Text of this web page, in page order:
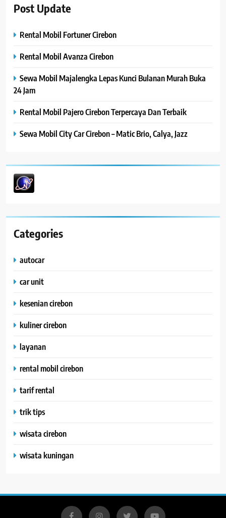
Post Update
Rental Mobil Fortuner Cirebon
Rental Mobil Avanza Cirebon
Sewa Mobil Majalengka Lepas Kunci Bulanan Murah Buka
24 Jam
Rental Mobil Pajero Cirebon Terpercaya Dan Terbaik
Sewa Mobil City Car Cirebon – Matic Brio, Calya, Jazz
Categories
autocar
car unit
kesenian cirebon
kuliner cirebon
layanan
rental mobil cirebon
tarif rental
trik tips
wisata cirebon
wisata kuningan